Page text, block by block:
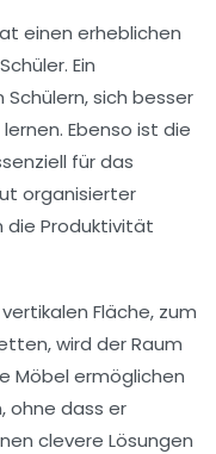
einen erheblichen
Ein
sich besser
Ebenso ist die
für das
organisierter
die Produktivität
Fläche, zum
wird der Raum
Möbel ermöglichen
ohne dass er
clevere Lösungen